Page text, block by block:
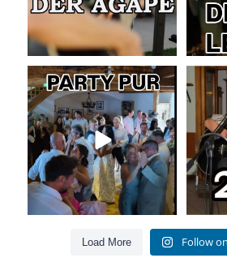
Party pur mit mit den besten Hits
für Jung und Alt...
55 0
Die
Load More Follow